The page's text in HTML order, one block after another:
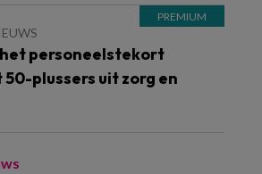
personeelstekort
plussers uit zorg en